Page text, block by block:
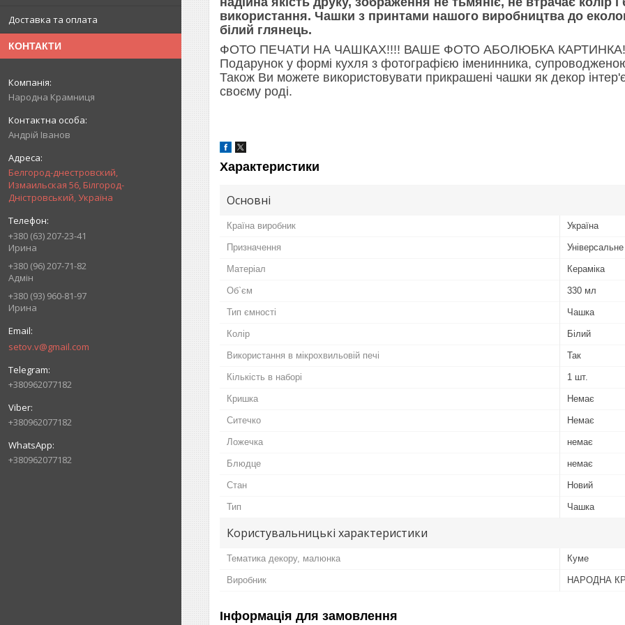
Доставка та оплата
КОНТАКТИ
Народна Крамниця
Андрій Іванов
Белгород-днестровский,
Измаильская 56, Білгород-
Дністровський, Україна
+380 (63) 207-23-41
Ирина
+380 (96) 207-71-82
Адмін
+380 (93) 960-81-97
Ирина
setov.v@gmail.com
+380962077182
+380962077182
+380962077182
використання. Чашки з принтами нашого виробництва до
білий глянець.
ФОТО ПЕЧАТИ НА ЧАШКАХ!!!! ВАШЕ ФОТО АБОЛЮБКА
Подарунок у формі кухля з фотографією іменинника,
Також Ви можете використовувати прикрашені чашки як декор
своєму роді.
Характеристики
Основні
Країна виробник Україна
Призначення Універсальне
Матеріал Кераміка
Об`єм 330 мл
Тип ємності Чашка
Колір Білий
Використання в мікрохвильовій печі Так
Кількість в наборі 1 шт.
Кришка Немає
Ситечко Немає
Ложечка немає
Блюдце немає
Стан Новий
Тип Чашка
Користувальницькі характеристики
Тематика декору, малюнка Куме
Виробник НАРОДНА
Інформація для замовлення